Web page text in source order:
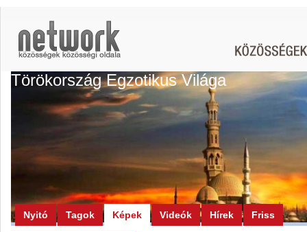
Törökország Egzotikus Világa
Nyitó Tagok Képek Videók Hírek Friss